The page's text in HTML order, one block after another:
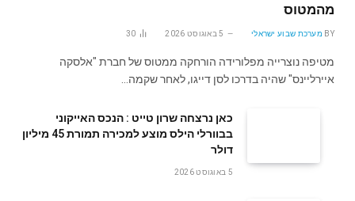
מהמטוס
BY מערכת שבוע ישראלי 5 באוגוסט 2026 30
מטיפה נוצרייה מפלורידה הורחקה ממטוס של חברת "אלסקה
איירליינס" שהיה בדרכו לסן דייגו, לאחר שקמה…
‬דולר
5 באוגוסט 2026